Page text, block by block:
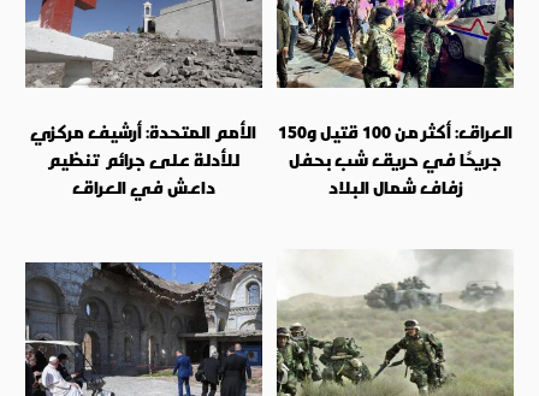
العراق: أكثر من 100 قتيل و150
جريحًا في حريق شب بحفل
زفاف شمال البلاد
الأمم المتحدة: أرشيف مركزي
للأدلة على جرائم تنظيم
داعش في العراق